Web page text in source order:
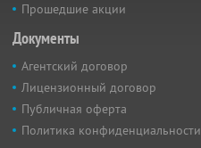
Прошедшие акции
Документы
Агентский договор
Лицензионный договор
Публичная оферта
Политика конфиденциальности